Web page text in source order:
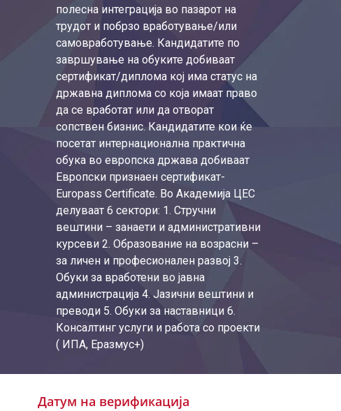
полесна интеграција во пазарот на
трудот и побрзо вработување/или
самовработување. Кандидатите по
завршување на обуките добиваат
сертификат/диплома кој има статус на
државна диплома со која имаат право
да се вработат или да отворат
сопствен бизнис. Кандидатите кои ќе
посетат интернационална практична
обука во европска држава добиваат
Европски признаен сертификат-
Europass Certificate. Во Академија ЦЕС
делуваат 6 сектори: 1. Стручни
вештини – занаети и административни
курсеви 2. Образование на возрасни –
за личен и професионален развој 3.
Обуки за вработени во јавна
администрација 4. Јазични вештини и
преводи 5. Обуки за наставници 6.
Консалтинг услуги и работа со проекти
( ИПА, Еразмус+)
Датум на верификација